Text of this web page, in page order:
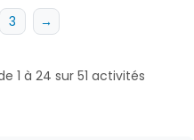
3 →
1 à 24 sur 51 activités